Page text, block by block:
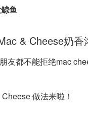
鱼
& Cheese奶香
友都不能拒绝mac
做法来啦！